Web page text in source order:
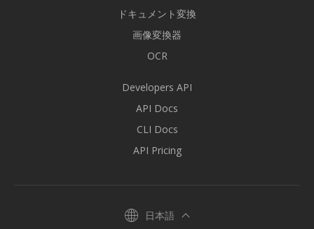
ドキュメント変換
画像変換器
OCR
Developers API
API Docs
CLI Docs
API Pricing
日本語